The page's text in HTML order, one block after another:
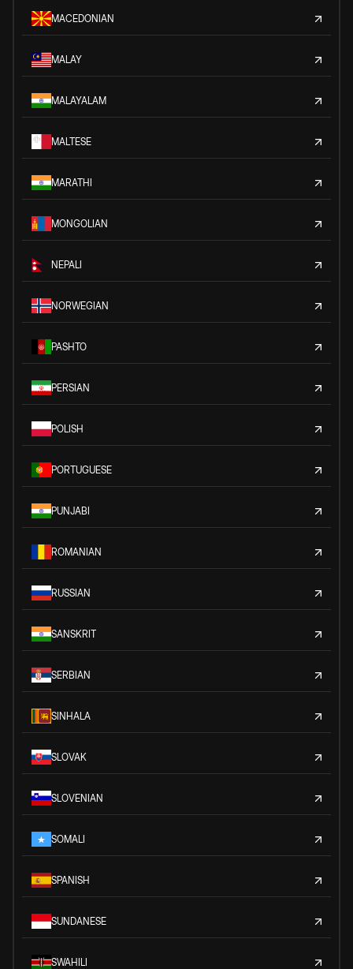
MACEDONIAN
MALAY
MALAYALAM
MALTESE
MARATHI
MONGOLIAN
NEPALI
NORWEGIAN
PASHTO
PERSIAN
POLISH
PORTUGUESE
PUNJABI
ROMANIAN
RUSSIAN
SANSKRIT
SERBIAN
SINHALA
SLOVAK
SLOVENIAN
SOMALI
SPANISH
SUNDANESE
SWAHILI